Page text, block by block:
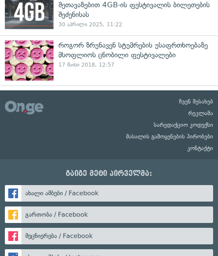
შეთავაზებით 4GB-ის ფესტივალის ბილეთების
შეძენისას
30 აპრილი 2025, 11:22
როგორ ზრუნავენ სტუმრების უსაფრთხოებაზე
მსოფლიოს ცნობილი ფესტივალები
17 მაისი 2018, 12:57
ჩვენ შესახებ
რეკლამა
სარედაქციო კოდექსი
მასალის გამოყენების პირობები
კონტაქტი
გაიგე მეტი პირველმა:
ახალი ამბები / Facebook
გართობა / Facebook
მეცნიერება / Facebook